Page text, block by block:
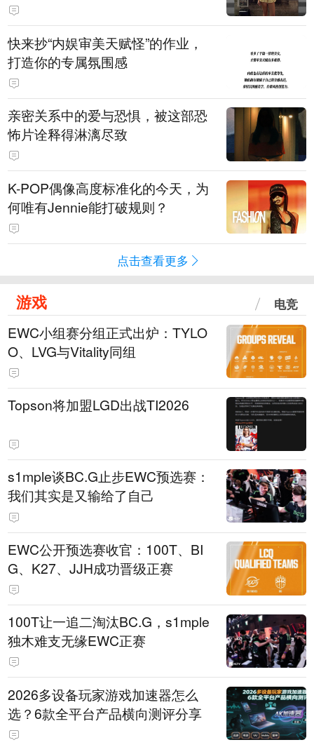
快来抄“内娱审美天赋怪”的作业，
打造你的专属氛围感
亲密关系中的爱与恐惧，被这部恐
怖片诠释得淋漓尽致
K-POP偶像高度标准化的今天，为
何唯有Jennie能打破规则？
点击查看更多
游戏 电竞
EWC小组赛分组正式出炉：TYLO
O、LVG与Vitality同组
Topson将加盟LGD出战TI2026
s1mple谈BC.G止步EWC预选赛：
我们其实是又输给了自己
EWC公开预选赛收官：100T、BI
G、K27、JJH成功晋级正赛
100T让一追二淘汰BC.G，s1mple
独木难支无缘EWC正赛
2026多设备玩家游戏加速器怎么
选？6款全平台产品横向测评分享